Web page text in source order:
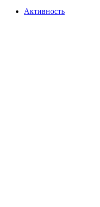
Активность